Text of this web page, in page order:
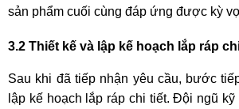
sản phẩm cuối cùng đáp ứng được kỳ
3.2 Thiết kế và lập kế hoạch lắp ráp
Sau khi đã tiếp nhận yêu cầu, bước
lập kế hoạch lắp ráp chi tiết. Đội ngũ kỹ